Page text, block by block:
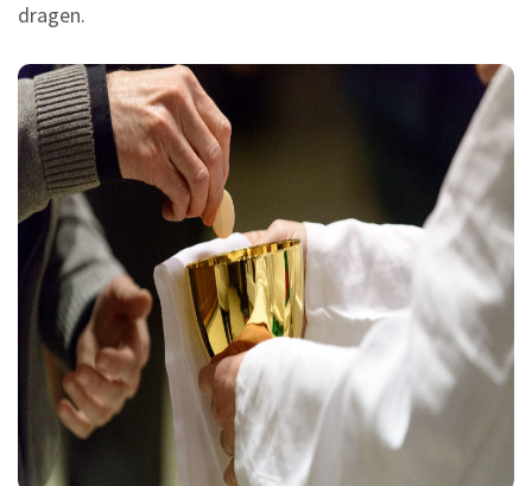
dragen.